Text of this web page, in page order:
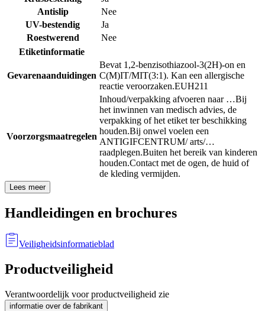
Antislip
Nee
UV-bestendig
Ja
Roestwerend
Nee
Etiketinformatie
Gevarenaanduidingen
Bevat 1,2-benzisothiazool-3(2H)-on en
C(M)IT/MIT(3:1). Kan een allergische
reactie veroorzaken.EUH211
Voorzorgsmaatregelen
Inhoud/verpakking afvoeren naar …Bij
het inwinnen van medisch advies, de
verpakking of het etiket ter beschikking
houden.Bij onwel voelen een
ANTIGIFCENTRUM/ arts/…
raadplegen.Buiten het bereik van kinderen
houden.Contact met de ogen, de huid of
de kleding vermijden.
Lees meer
Handleidingen en brochures
Veiligheidsinformatieblad
Productveiligheid
Verantwoordelijk voor productveiligheid zie
informatie over de fabrikant